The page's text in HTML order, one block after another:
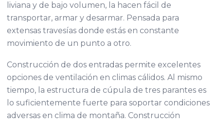
liviana y de bajo volumen, la hacen fácil de
transportar, armar y desarmar. Pensada para
extensas travesías donde estás en constante
movimiento de un punto a otro.
Construcción de dos entradas permite excelentes
opciones de ventilación en climas cálidos. Al mismo
tiempo, la estructura de cúpula de tres parantes es
lo suficientemente fuerte para soportar condiciones
adversas en clima de montaña. Construcción